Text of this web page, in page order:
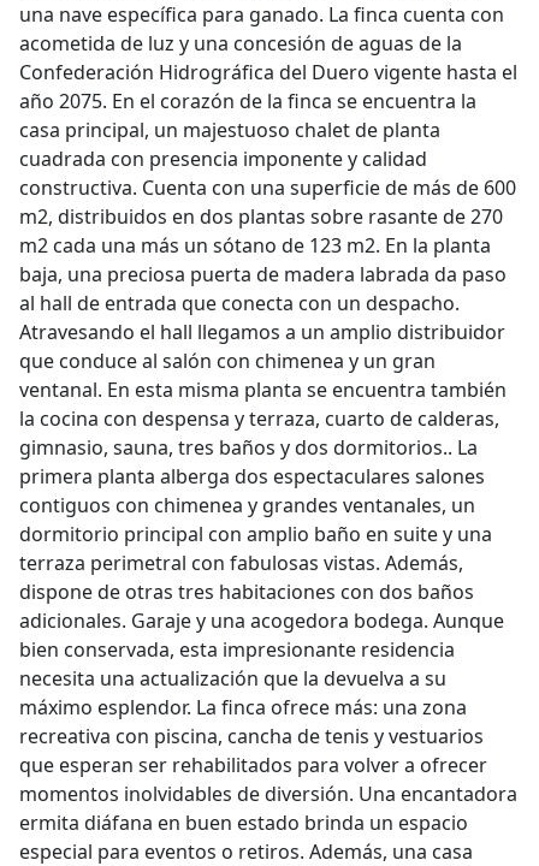
una nave específica para ganado. La finca cuenta con
acometida de luz y una concesión de aguas de la
Confederación Hidrográfica del Duero vigente hasta el
año 2075. En el corazón de la finca se encuentra la
casa principal, un majestuoso chalet de planta
cuadrada con presencia imponente y calidad
constructiva. Cuenta con una superficie de más de 600
m2, distribuidos en dos plantas sobre rasante de 270
m2 cada una más un sótano de 123 m2. En la planta
baja, una preciosa puerta de madera labrada da paso
al hall de entrada que conecta con un despacho.
Atravesando el hall llegamos a un amplio distribuidor
que conduce al salón con chimenea y un gran
ventanal. En esta misma planta se encuentra también
la cocina con despensa y terraza, cuarto de calderas,
gimnasio, sauna, tres baños y dos dormitorios.. La
primera planta alberga dos espectaculares salones
contiguos con chimenea y grandes ventanales, un
dormitorio principal con amplio baño en suite y una
terraza perimetral con fabulosas vistas. Además,
dispone de otras tres habitaciones con dos baños
adicionales. Garaje y una acogedora bodega. Aunque
bien conservada, esta impresionante residencia
necesita una actualización que la devuelva a su
máximo esplendor. La finca ofrece más: una zona
recreativa con piscina, cancha de tenis y vestuarios
que esperan ser rehabilitados para volver a ofrecer
momentos inolvidables de diversión. Una encantadora
ermita diáfana en buen estado brinda un espacio
especial para eventos o retiros. Además, una casa